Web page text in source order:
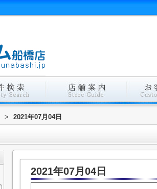
> 2021年07月04日
2021年07月04日